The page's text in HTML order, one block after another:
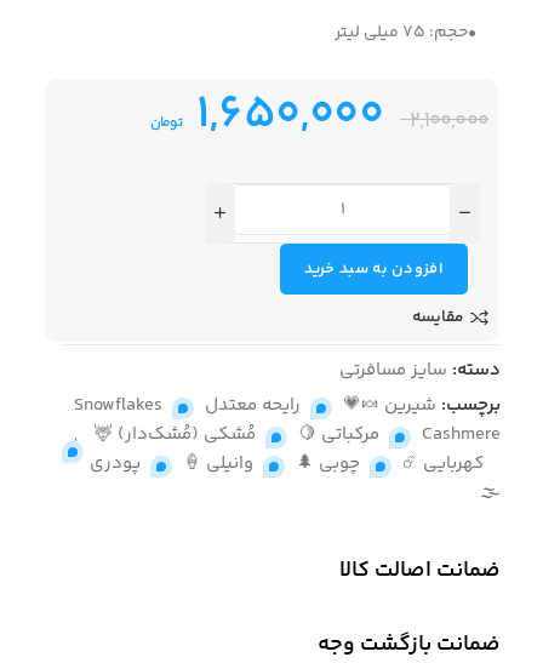
•حجم: 75 میلی لیتر
2,100,000
1,650,000 تومان
افزودن به سبد خرید
مقایسه
دسته: سایز مسافرتی
برچسب: شیرین 🍬💗 , رایحه معتدل ,
Snowflakes
Cashmere
, مرکباتی 🍋 , مُشکی (مُشک‌دار) 🦌
,
کهربایی ☄️
, چوبی 🌲 , وانیلی 🍦 ,
پودری
🌫
ضمانت اصالت کالا
ضمانت بازگشت وجه